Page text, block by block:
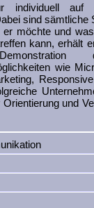
individuell auf
sind sämtliche
er möchte und
kann, erhält
wie
und